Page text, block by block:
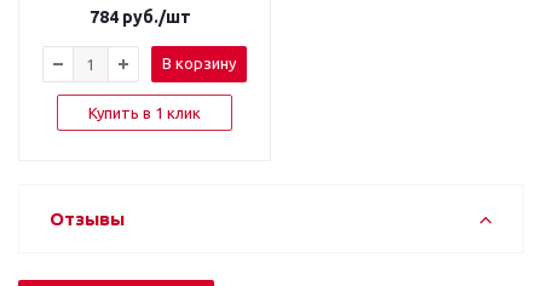
784 руб./шт
В корзину
Купить в 1 клик
Отзывы